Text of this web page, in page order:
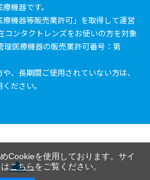
機器です。
機器等販売業許可」を取得して運営
コンタクトレンズをお使いの方を対象
理医療機器の販売業許可番号：第
、長期間ご使用されていない方は、
ださい。
Cookieを使用しております。サイ
こちらをご覧ください。